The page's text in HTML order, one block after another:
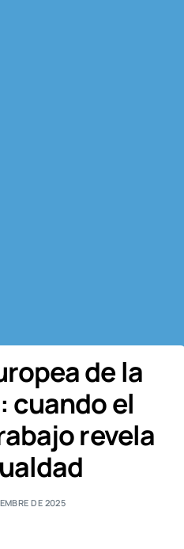
de la
cuando el
revela
DE 2025